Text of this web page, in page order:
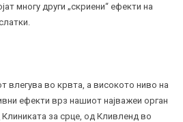
многу други „скриени“ ефекти на
влегува во крвта, а високото ниво на
ефекти врз нашиот најважеи орган
за срце, од Кливленд во